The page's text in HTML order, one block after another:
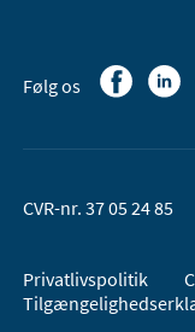
Følg os
CVR-nr. 37 05 24 85
Privatlivspolitik